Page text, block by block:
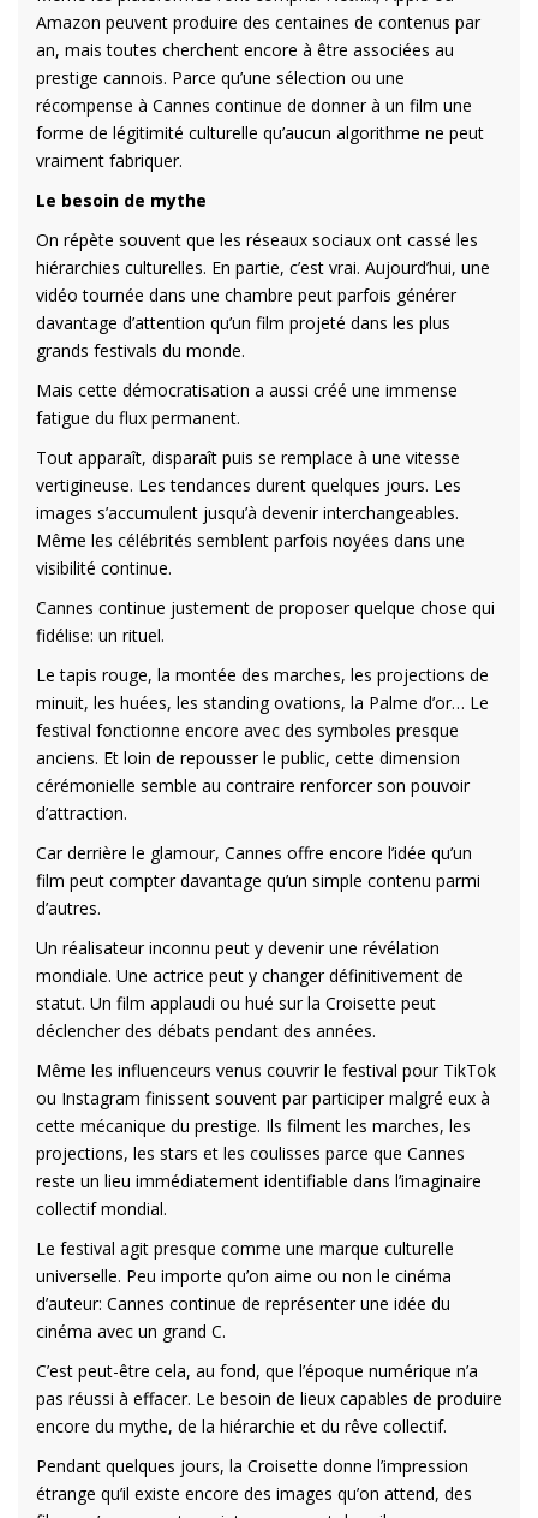
Amazon peuvent produire des centaines de contenus par
an, mais toutes cherchent encore à être associées au
prestige cannois. Parce qu’une sélection ou une
récompense à Cannes continue de donner à un film une
forme de légitimité culturelle qu’aucun algorithme ne peut
vraiment fabriquer.
Le besoin de mythe
On répète souvent que les réseaux sociaux ont cassé les
hiérarchies culturelles. En partie, c’est vrai. Aujourd’hui, une
vidéo tournée dans une chambre peut parfois générer
davantage d’attention qu’un film projeté dans les plus
grands festivals du monde.
Mais cette démocratisation a aussi créé une immense
fatigue du flux permanent.
Tout apparaît, disparaît puis se remplace à une vitesse
vertigineuse. Les tendances durent quelques jours. Les
images s’accumulent jusqu’à devenir interchangeables.
Même les célébrités semblent parfois noyées dans une
visibilité continue.
Cannes continue justement de proposer quelque chose qui
fidélise: un rituel.
Le tapis rouge, la montée des marches, les projections de
minuit, les huées, les standing ovations, la Palme d’or… Le
festival fonctionne encore avec des symboles presque
anciens. Et loin de repousser le public, cette dimension
cérémonielle semble au contraire renforcer son pouvoir
d’attraction.
Car derrière le glamour, Cannes offre encore l’idée qu’un
film peut compter davantage qu’un simple contenu parmi
d’autres.
Un réalisateur inconnu peut y devenir une révélation
mondiale. Une actrice peut y changer définitivement de
statut. Un film applaudi ou hué sur la Croisette peut
déclencher des débats pendant des années.
Même les influenceurs venus couvrir le festival pour TikTok
ou Instagram finissent souvent par participer malgré eux à
cette mécanique du prestige. Ils filment les marches, les
projections, les stars et les coulisses parce que Cannes
reste un lieu immédiatement identifiable dans l’imaginaire
collectif mondial.
Le festival agit presque comme une marque culturelle
universelle. Peu importe qu’on aime ou non le cinéma
d’auteur: Cannes continue de représenter une idée du
cinéma avec un grand C.
C’est peut-être cela, au fond, que l’époque numérique n’a
pas réussi à effacer. Le besoin de lieux capables de produire
encore du mythe, de la hiérarchie et du rêve collectif.
Pendant quelques jours, la Croisette donne l’impression
étrange qu’il existe encore des images qu’on attend, des